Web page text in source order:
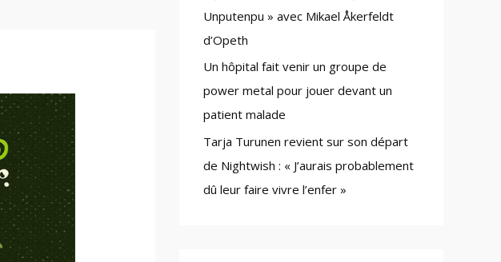
Unputenpu » avec Mikael Åkerfeldt
d’Opeth
Un hôpital fait venir un groupe de
power metal pour jouer devant un
patient malade
Tarja Turunen revient sur son départ
de Nightwish : « J’aurais probablement
dû leur faire vivre l’enfer »